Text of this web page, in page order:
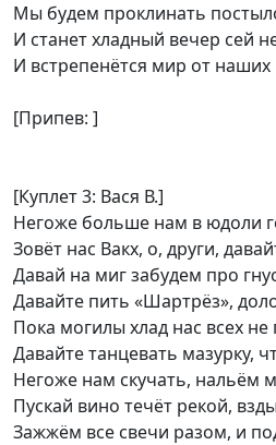
Мы будем проклинать
И станет хладный вечер сей
И встрепенётся мир от
[Припев: ]
[Куплет 3: Вася В.]
Негоже больше нам в юдоли
Зовёт нас Вакх, о, други,
Давай на миг забудем про
Давайте пить «Шартрёз»,
Пока могилы хлад нас всех не
Давайте танцевать мазурку,
Негоже нам скучать, нальём
Пускай вино течёт рекой,
Зажжём все свечи разом, и